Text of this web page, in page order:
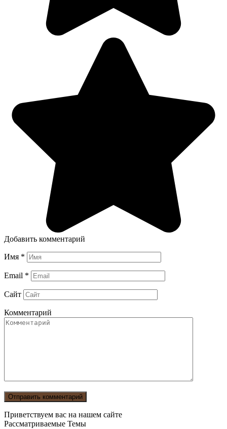
Добавить комментарий
Имя *
Email *
Сайт
Комментарий
Приветствуем вас на нашем сайте
Рассматриваемые Темы